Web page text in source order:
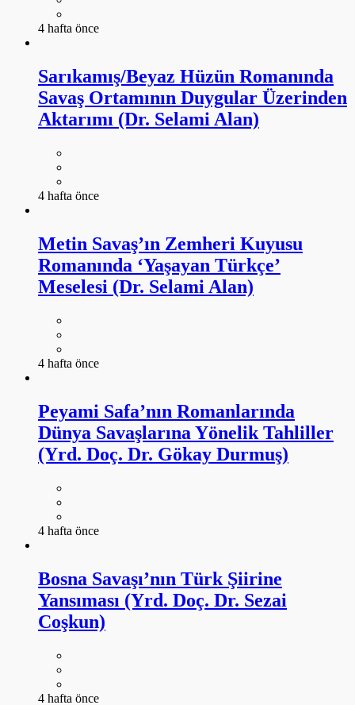
4 hafta önce
Sarıkamış/Beyaz Hüzün Romanında
Savaş Ortamının Duygular Üzerinden
Aktarımı (Dr. Selami Alan)
4 hafta önce
Metin Savaş’ın Zemheri Kuyusu
Romanında ‘Yaşayan Türkçe’
Meselesi (Dr. Selami Alan)
4 hafta önce
Peyami Safa’nın Romanlarında
Dünya Savaşlarına Yönelik Tahliller
(Yrd. Doç. Dr. Gökay Durmuş)
4 hafta önce
Bosna Savaşı’nın Türk Şiirine
Yansıması (Yrd. Doç. Dr. Sezai
Coşkun)
4 hafta önce